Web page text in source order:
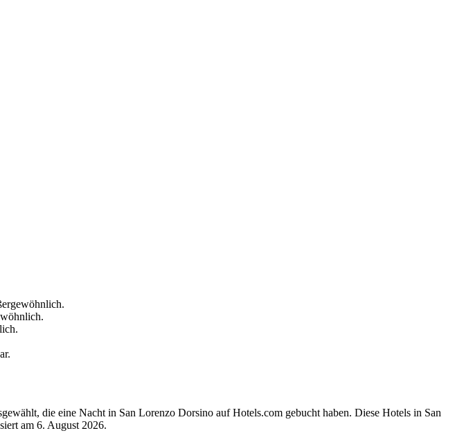
die eine Nacht in San Lorenzo Dorsino auf Hotels.com gebucht haben. Diese Hotels in San
am 6. August 2026.